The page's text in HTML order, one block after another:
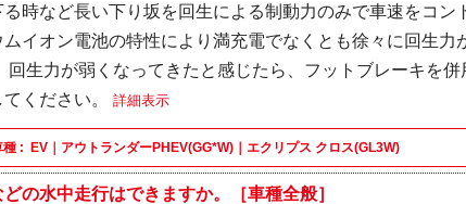
る時など長い下り坂を回生による制動力のみで車速をコン
ムイオン電池の特性により満充電でなくとも徐々に回生力
回生力が弱くなってきたと感じたら、フットブレーキを併
ください。 詳細表示
種 : EV｜アウトランダーPHEV(GG*W)｜エクリプス クロス(GL3W)
の水中走行はできますか。［車種全般］